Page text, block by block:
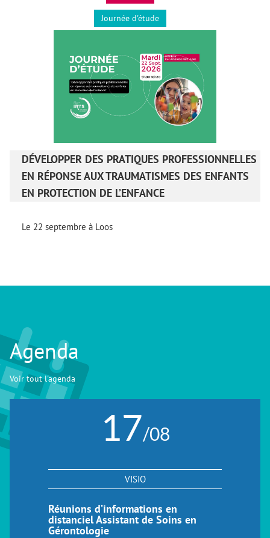
Journée d'étude
DÉVELOPPER DES PRATIQUES PROFESSIONNELLES
EN RÉPONSE AUX TRAUMATISMES DES ENFANTS
EN PROTECTION DE L’ENFANCE
Le 22 septembre à Loos
Agenda
Voir tout l'agenda
17/08
VISIO
Réunions d’informations en
distanciel Assistant de Soins en
Gérontologie